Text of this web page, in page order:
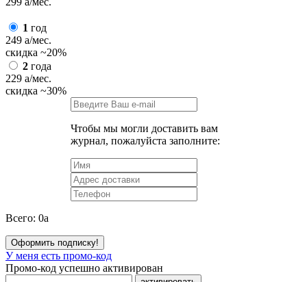
1 год
249 a/мес.
скидка ~20%
2 года
229 a/мес.
скидка ~30%
Чтобы мы могли доставить вам
журнал, пожалуйста заполните:
Всего: 0a
Оформить подписку!
У меня есть промо-код
Промо-код успешно активирован